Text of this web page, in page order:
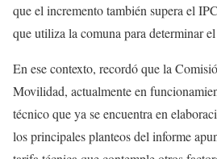
que el incremento también supera el
que utiliza la comuna para determinar
En ese contexto, recordó que la
Movilidad, actualmente en
técnico que ya se encuentra en
los principales planteos del informe